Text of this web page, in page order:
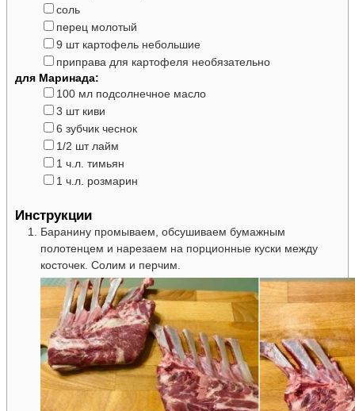
▢
соль
▢
перец молотый
▢
9 шт картофель небольшие
▢
приправа для картофеля необязательно
для Маринада:
▢
100 мл подсолнечное масло
▢
3 шт киви
▢
6 зубчик чеснок
▢
1/2 шт лайм
▢1 ч.л. тимьян
▢1 ч.л. розмарин
Инструкции
Баранину промываем, обсушиваем бумажным
полотенцем и нарезаем на порционные куски между
косточек. Солим и перчим.